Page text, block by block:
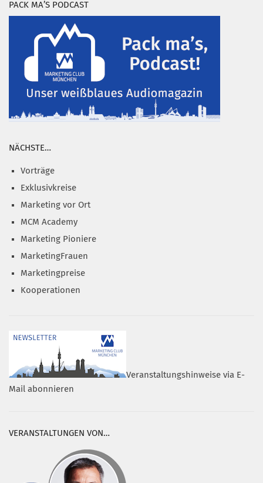
PACK MA’S PODCAST
NÄCHSTE…
Vorträge
Exklusivkreise
Marketing vor Ort
MCM Academy
Marketing Pioniere
MarketingFrauen
Marketingpreise
Kooperationen
Veranstaltungshinweise via E-
Mail abonnieren
VERANSTALTUNGEN VON…